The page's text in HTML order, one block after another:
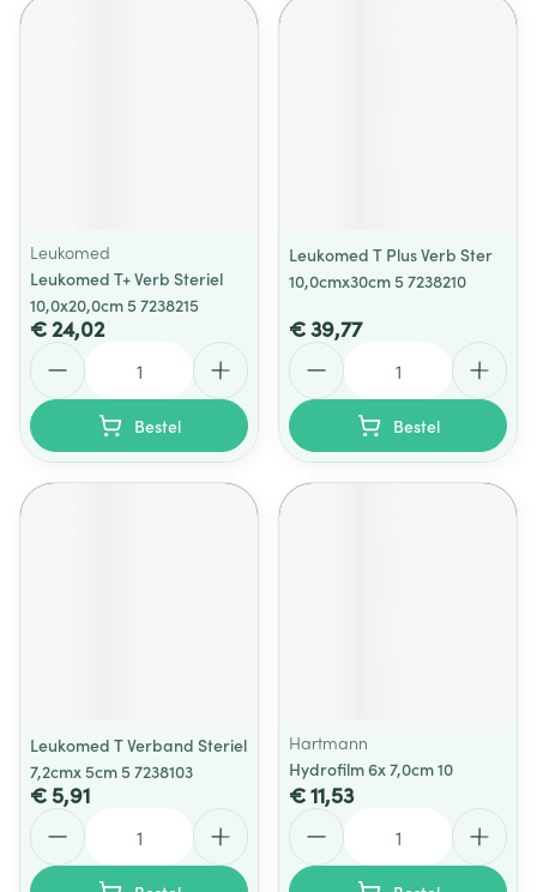
Leukomed
Leukomed T+ Verb Steriel
10,0x20,0cm 5 7238215
€ 24,02
Bestel
Leukomed T Plus Verb Ster
10,0cmx30cm 5 7238210
€ 39,77
Bestel
Leukomed T Verband Steriel
7,2cmx 5cm 5 7238103
€ 5,91
Hartmann
Hydrofilm 6x 7,0cm 10
€ 11,53